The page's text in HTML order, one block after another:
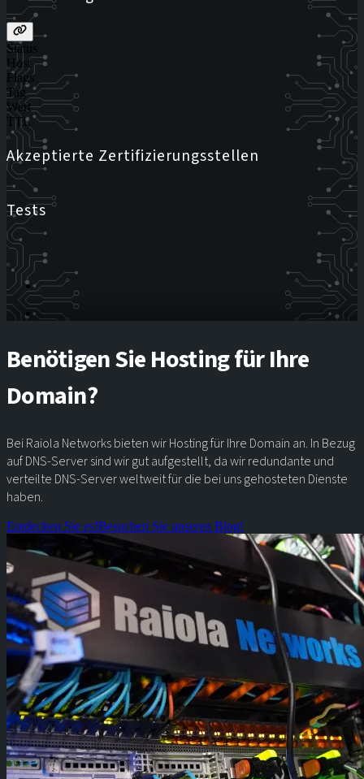
Status
Host
Flags
Tag
Wert
TTL
Akzeptierte Zertifizierungsstellen
Tests
Benötigen Sie Hosting für Ihre
Domain?
Bei Raiola Networks bieten wir Hosting für Ihre Domain an. In Bezug
auf DNS-Server sind wir gut aufgestellt, da wir redundante und
verteilte DNS-Server weltweit für die bei uns gehosteten Dienste
haben.
Entdecken Sie es!Besuchen Sie unseren Blog!